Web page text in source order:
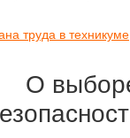
труда в техникуме
О